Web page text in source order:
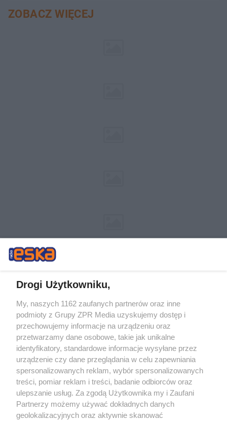
ZOBACZ WIĘCEJ
Żaden utwór zamieszczony w serwisie nie może być powielany i
rozpowszechniany lub dalej rozpowszechniany w jakikolwiek sposób (w
tym także elektroniczny lub mechaniczny) na jakimkolwiek polu
eksploatacji w jakiejkolwiek formie, włącznie z umieszczaniem w
Internecie bez pisemnej zgody właściciela praw. Jakiekolwiek użycie lub
wykorzystanie utworów w całości lub w części z naruszeniem prawa,
tzn. bez właściwej zgody, jest zabronione pod groźbą kary i może być
ścigane prawnie.
Drogi Użytkowniku,
My, naszych 1162 zaufanych partnerów oraz inne
podmioty z Grupy ZPR Media uzyskujemy dostęp i
przechowujemy informacje na urządzeniu oraz
przetwarzamy dane osobowe, takie jak unikalne
identyfikatory, standardowe informacje wysyłane przez
urządzenie czy dane przeglądania w celu zapewniania
spersonalizowanych reklam, wybór spersonalizowanych
treści, pomiar reklam i treści, badanie odbiorców oraz
ulepszanie usług. Za zgodą Użytkownika my i Zaufani
Partnerzy możemy używać dokładnych danych
geolokalizacyjnych oraz aktywnie skanować